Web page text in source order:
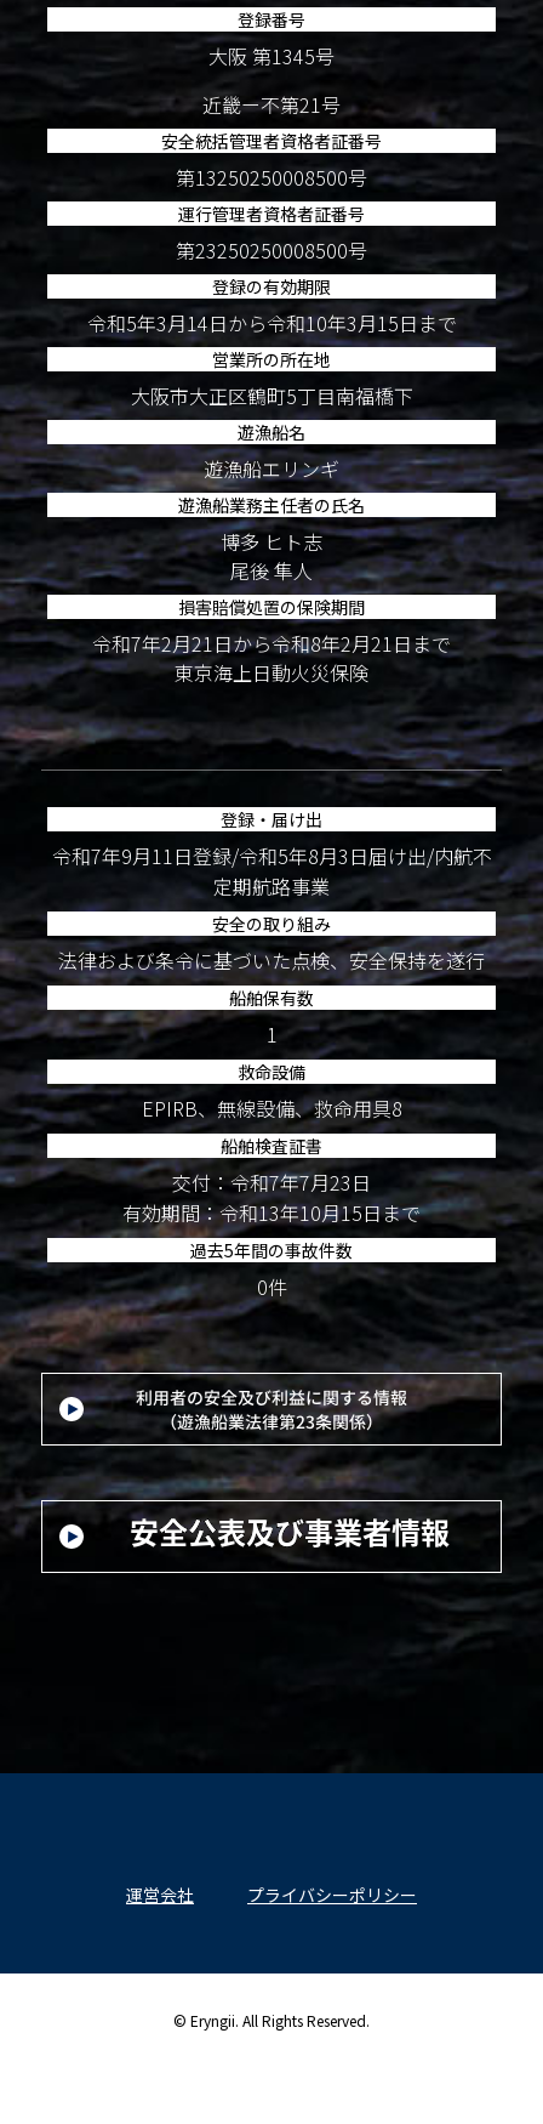
登録番号
大阪 第1345号
近畿ー不第21号
安全統括管理者資格者証番号
第13250250008500号
運行管理者資格者証番号
第23250250008500号
登録の有効期限
令和5年3月14日から令和10年3月15日まで
営業所の所在地
大阪市大正区鶴町5丁目南福橋下
遊漁船名
遊漁船エリンギ
遊漁船業務主任者の氏名
博多 ヒト志
尾後 隼人
損害賠償処置の保険期間
令和7年2月21日から令和8年2月21日まで
東京海上日動火災保険
登録・届け出
令和7年9月11日登録/令和5年8月3日届け出/内航不
定期航路事業
安全の取り組み
法律および条令に基づいた点検、安全保持を遂行
船舶保有数
1
救命設備
EPIRB、無線設備、救命用具8
船舶検査証書
交付：令和7年7月23日
有効期間：令和13年10月15日まで
過去5年間の事故件数
0件
運営会社 プライバシーポリシー
© Eryngii. All Rights Reserved.